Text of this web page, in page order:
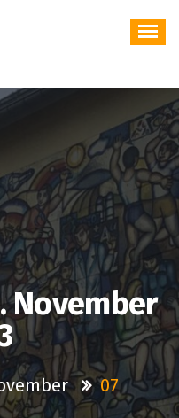
November
07